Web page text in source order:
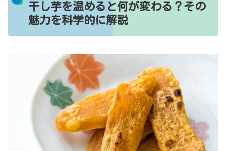
干し芋を温めると何が変わる？その
魅力を科学的に解説